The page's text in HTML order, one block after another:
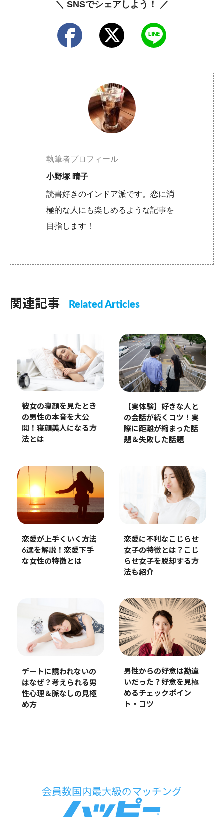
＼ SNSでシェアしよう！ ／
執筆者プロフィール
小野塚 晴子
読書好きのインドア派です。恋に消
極的な人にも楽しめるような記事を
目指します！
関連記事 Related Articles
彼女の寝顔を見たとき
の男性の本音を大公
開！寝顔美人になる方
法とは
【実体験】好きな人と
の会話が続くコツ！実
際に距離が縮まった話
題＆失敗した話題
恋愛が上手くいく方法
6選を解説！恋愛下手
な女性の特徴とは
恋愛に不利なこじらせ
女子の特徴とは？こじ
らせ女子を脱却する方
法も紹介
デートに誘われないの
はなぜ？考えられる男
性心理＆脈なしの見極
め方
男性からの好意は勘違
いだった？好意を見極
めるチェックポイン
ト・コツ